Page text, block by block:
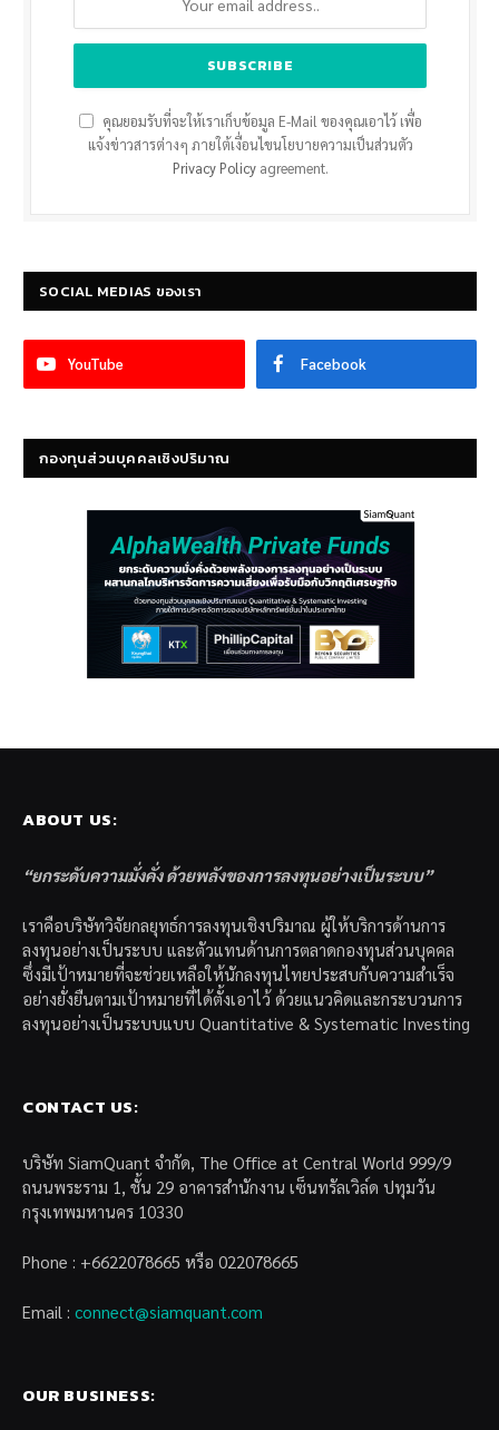
คุณยอมรับที่จะให้เราเก็บข้อมูล E-Mail ของคุณเอาไว้ เพื่อ
แจ้งข่าวสารต่างๆ ภายใต้เงื่อนไขนโยบายความเป็นส่วนตัว
Privacy Policyagreement.
SOCIAL MEDIAS ของเรา
YouTube Facebook
กองทุนส่วนบุคคลเชิงปริมาณ
ABOUT US:
“ยกระดับความมั่งคั่ง ด้วยพลังของการลงทุนอย่างเป็นระบบ”
เราคือบริษัทวิจัยกลยุทธ์การลงทุนเชิงปริมาณ ผู้ให้บริการด้านการ
ลงทุนอย่างเป็นระบบ และตัวแทนด้านการตลาดกองทุนส่วนบุคคล
ซึ่งมีเป้าหมายที่จะช่วยเหลือให้นักลงทุนไทยประสบกับความสำเร็จ
อย่างยั่งยืนตามเป้าหมายที่ได้ตั้งเอาไว้ ด้วยแนวคิดและกระบวนการ
ลงทุนอย่างเป็นระบบแบบ Quantitative & Systematic Investing
CONTACT US:
บริษัท SiamQuant จำกัด, The Office at Central World 999/9
ถนนพระราม 1, ชั้น 29 อาคารสำนักงาน เซ็นทรัลเวิล์ด ปทุมวัน
กรุงเทพมหานคร 10330
Phone : +6622078665 หรือ 022078665
Email : connect@siamquant.com
OUR BUSINESS: